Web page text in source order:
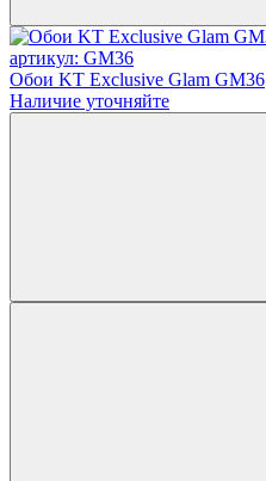
артикул: GM36
Обои KT Exclusive Glam GM36
Наличие уточняйте